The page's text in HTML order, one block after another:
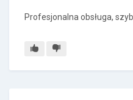
Profesjonalna obsługa,